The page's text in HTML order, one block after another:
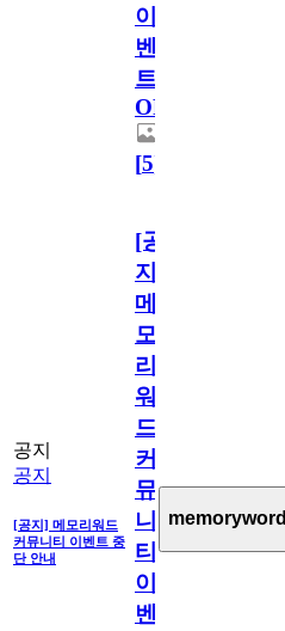
이
벤
트
OPEN!
[5]
공지
공지
[공지] 메모리워드
커뮤니티 이벤트 중
단 안내
[공
지]
메
모
리
워
드
커
뮤
니
티
이
벤
memoryword